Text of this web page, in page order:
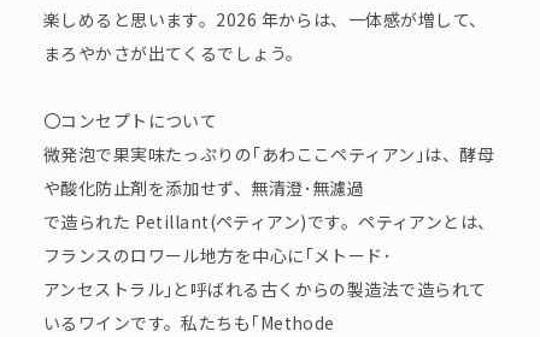
楽しめると思います。2026 年からは、一体感が増して、
まろやかさが出てくるでしょう。
〇コンセプトについて
微発泡で果実味たっぷりの｢あわここペティアン｣は、酵母
や酸化防止剤を添加せず、無清澄･無濾過
で造られた Petillant(ペティアン)です。ペティアンとは、
フランスのロワール地方を中心に｢メトード･
アンセストラル｣と呼ばれる古くからの製造法で造られて
いるワインです。私たちも｢Methode